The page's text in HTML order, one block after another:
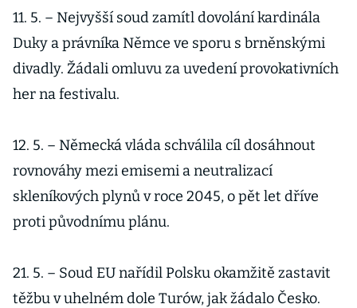
11. 5. – Nejvyšší soud zamítl dovolání kardinála
Duky a právníka Němce ve sporu s brněnskými
divadly. Žádali omluvu za uvedení provokativních
her na festivalu.
12. 5. – Německá vláda schválila cíl dosáhnout
rovnováhy mezi emisemi a neutralizací
skleníkových plynů v roce 2045, o pět let dříve
proti původnímu plánu.
21. 5. – Soud EU nařídil Polsku okamžitě zastavit
těžbu v uhelném dole Turów, jak žádalo Česko.